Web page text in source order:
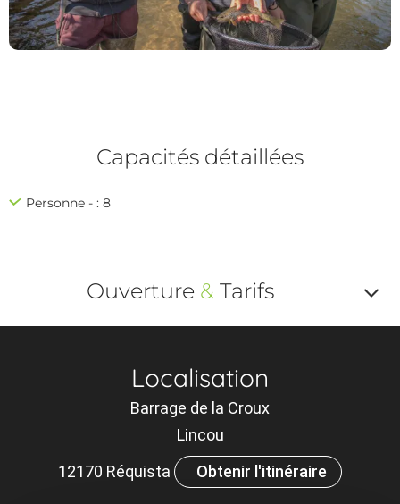
Capacités détaillées
Personne - : 8
Ouverture & Tarifs
Localisation
Barrage de la Croux
Lincou
12170 Réquista
Obtenir l'itinéraire